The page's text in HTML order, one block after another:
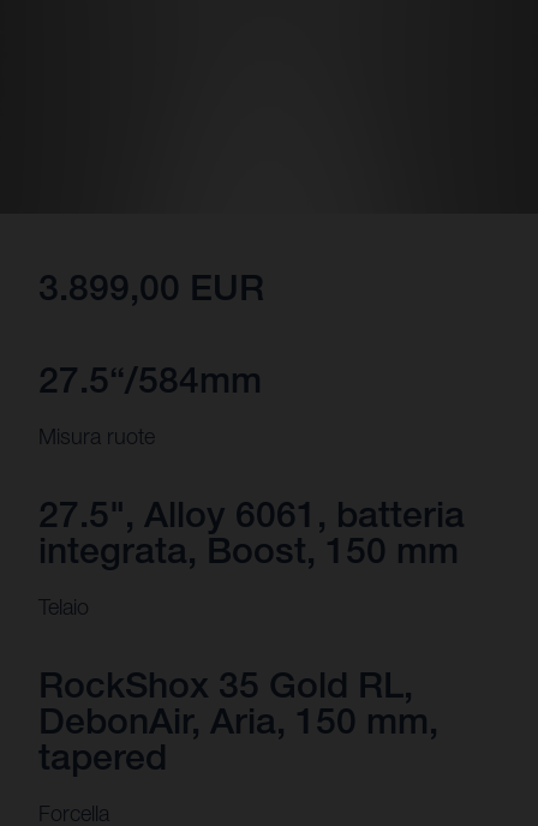
3.899,00 EUR
27.5“/584mm
Misura ruote
27.5", Alloy 6061, batteria
integrata, Boost, 150 mm
Telaio
RockShox 35 Gold RL,
DebonAir, Aria, 150 mm,
tapered
Forcella